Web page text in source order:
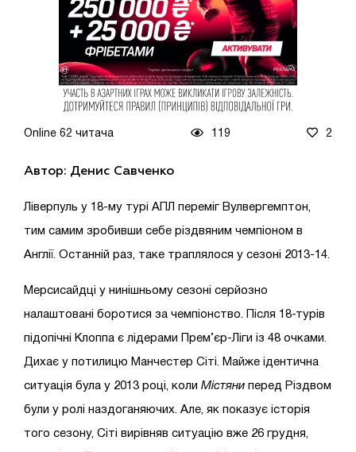
Online 62 читача 119 2
Автор: Денис Савченко
Ліверпуль у 18-му турі АПЛ переміг Вулвергемптон,
тим самим зробивши себе різдвяним чемпіоном в
Англії. Останній раз, таке траплялося у сезоні 2013-14.
Мерсисайдці у нинішньому сезоні серйозно
налаштовані боротися за чемпіонство. Після 18-турів
підопічні Клоппа є лідерами Прем’єр-Ліги із 48 очками.
Дихає у потилицю Манчестер Сіті. Майже ідентична
ситуація була у 2013 році, коли Містяни перед Різдвом
були у ролі наздоганяючих. Але, як показує історія
того сезону, Сіті вирівняв ситуацію вже 26 грудня,